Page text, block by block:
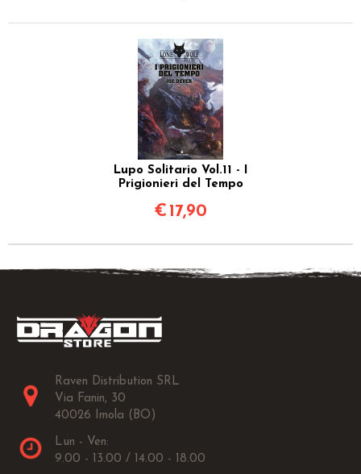
Lupo Solitario Vol.11 - I
Prigionieri del Tempo
€ 17,90
Raven Distribution SRL
Via Fanin, 30
40026 Imola (BO)
Lun - Ven:
9.00 - 13.00 / 14.00 - 18.00